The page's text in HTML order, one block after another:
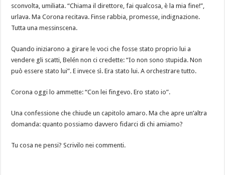
sconvolta, umiliata. “Chiama il direttore, fai qualcosa, è la mia fine!”,
urlava. Ma Corona recitava. Finse rabbia, promesse, indignazione.
Tutta una messinscena.
Quando iniziarono a girare le voci che fosse stato proprio lui a
vendere gli scatti, Belén non ci credette: “Io non sono stupida. Non
può essere stato lui”. E invece sì. Era stato lui. A orchestrare tutto.
Corona oggi lo ammette: “Con lei fingevo. Ero stato io”.
Una confessione che chiude un capitolo amaro. Ma che apre un’altra
domanda: quanto possiamo davvero fidarci di chi amiamo?
Tu cosa ne pensi? Scrivilo nei commenti.